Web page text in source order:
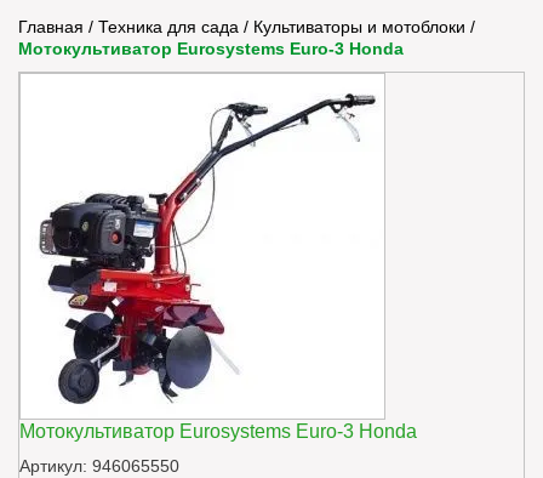
Главная / Техника для сада / Культиваторы и мотоблоки /
Мотокультиватор Eurosystems Euro-3 Honda
Мотокультиватор Eurosystems Euro-3 Honda
Артикул: 946065550